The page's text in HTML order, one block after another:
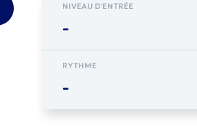
NIVEAU D'ENTRÉE
-
RYTHME
-